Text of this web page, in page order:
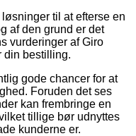
til at efterse en
af den grund er det
vurderinger af Giro
din bestilling.
gode chancer for at
Foruden det ses
kan frembringe en
tillige bør udnyttes
kunderne er.